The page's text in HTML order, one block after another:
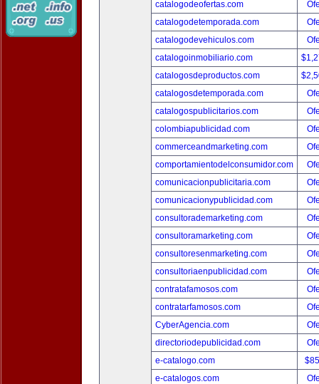
catalogodeofertas.com
catalogodetemporada.com
catalogodevehiculos.com
catalogoinmobiliario.com
catalogosdeproductos.com
catalogosdetemporada.com
catalogospublicitarios.com
colombiapublicidad.com
commerceandmarketing.com
comportamientodelconsumidor.com
comunicacionpublicitaria.com
comunicacionypublicidad.com
consultorademarketing.com
consultoramarketing.com
consultoresenmarketing.com
consultoriaenpublicidad.com
contratafamosos.com
contratarfamosos.com
CyberAgencia.com
directoriodepublicidad.com
e-catalogo.com
e-catalogos.com